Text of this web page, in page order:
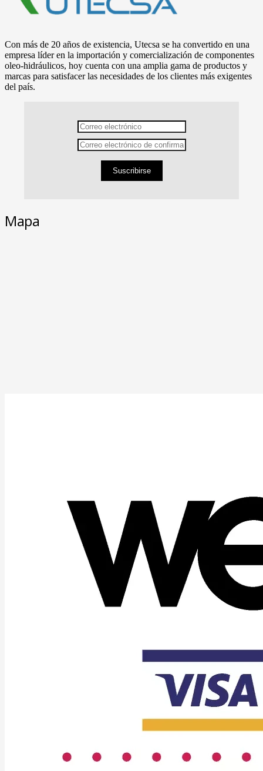
Con más de 20 años de existencia, Utecsa se ha convertido en una
empresa líder en la importación y comercialización de componentes
oleo-hidráulicos, hoy cuenta con una amplia gama de productos y
marcas para satisfacer las necesidades de los clientes más exigentes
del país.
Suscribirse
Mapa